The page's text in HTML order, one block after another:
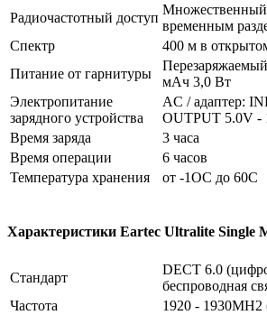
Радиочастотный доступ
Множественный
временным
Спектр
400 м в
Питание от гарнитуры
мАч 3,0 Вт
Электропитание
зарядного устройства
AC / адаптер:
OUTPUT 5.0V -
Время заряда
3 часа
Время операции
6 часов
Температура хранения
от -1OC до 60C
Характеристики Eartec Ultralite Single
Стандарт
DECT 6.0
беспроводная
Частота
1920 -